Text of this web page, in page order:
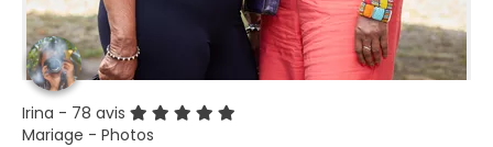
Irina - 78 avis
Mariage - Photos